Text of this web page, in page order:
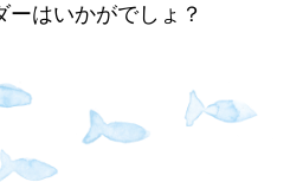
はいかがでしょ？